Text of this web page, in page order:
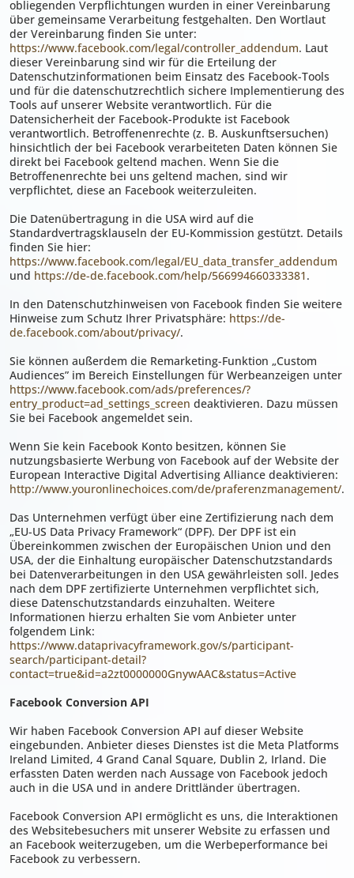
obliegenden Verpflichtungen wurden in einer Vereinbarung
über gemeinsame Verarbeitung festgehalten. Den Wortlaut
der Vereinbarung finden Sie unter:
https://www.facebook.com/legal/controller_addendum. Laut
dieser Vereinbarung sind wir für die Erteilung der
Datenschutzinformationen beim Einsatz des Facebook-Tools
und für die datenschutzrechtlich sichere Implementierung des
Tools auf unserer Website verantwortlich. Für die
Datensicherheit der Facebook-Produkte ist Facebook
verantwortlich. Betroffenenrechte (z. B. Auskunftsersuchen)
hinsichtlich der bei Facebook verarbeiteten Daten können Sie
direkt bei Facebook geltend machen. Wenn Sie die
Betroffenenrechte bei uns geltend machen, sind wir
verpflichtet, diese an Facebook weiterzuleiten.
Die Datenübertragung in die USA wird auf die
Standardvertragsklauseln der EU-Kommission gestützt. Details
finden Sie hier:
https://www.facebook.com/legal/EU_data_transfer_addendum
und https://de-de.facebook.com/help/566994660333381.
In den Datenschutzhinweisen von Facebook finden Sie weitere
Hinweise zum Schutz Ihrer Privatsphäre: https://de-
de.facebook.com/about/privacy/.
Sie können außerdem die Remarketing-Funktion „Custom
Audiences” im Bereich Einstellungen für Werbeanzeigen unter
https://www.facebook.com/ads/preferences/?
entry_product=ad_settings_screen deaktivieren. Dazu müssen
Sie bei Facebook angemeldet sein.
Wenn Sie kein Facebook Konto besitzen, können Sie
nutzungsbasierte Werbung von Facebook auf der Website der
European Interactive Digital Advertising Alliance deaktivieren:
http://www.youronlinechoices.com/de/praferenzmanagement/.
Das Unternehmen verfügt über eine Zertifizierung nach dem
„EU-US Data Privacy Framework“ (DPF). Der DPF ist ein
Übereinkommen zwischen der Europäischen Union und den
USA, der die Einhaltung europäischer Datenschutzstandards
bei Datenverarbeitungen in den USA gewährleisten soll. Jedes
nach dem DPF zertifizierte Unternehmen verpflichtet sich,
diese Datenschutzstandards einzuhalten. Weitere
Informationen hierzu erhalten Sie vom Anbieter unter
folgendem Link:
https://www.dataprivacyframework.gov/s/participant-
search/participant-detail?
contact=true&id=a2zt0000000GnywAAC&status=Active
Facebook Conversion API
Wir haben Facebook Conversion API auf dieser Website
eingebunden. Anbieter dieses Dienstes ist die Meta Platforms
Ireland Limited, 4 Grand Canal Square, Dublin 2, Irland. Die
erfassten Daten werden nach Aussage von Facebook jedoch
auch in die USA und in andere Drittländer übertragen.
Facebook Conversion API ermöglicht es uns, die Interaktionen
des Websitebesuchers mit unserer Website zu erfassen und
an Facebook weiterzugeben, um die Werbeperformance bei
Facebook zu verbessern.